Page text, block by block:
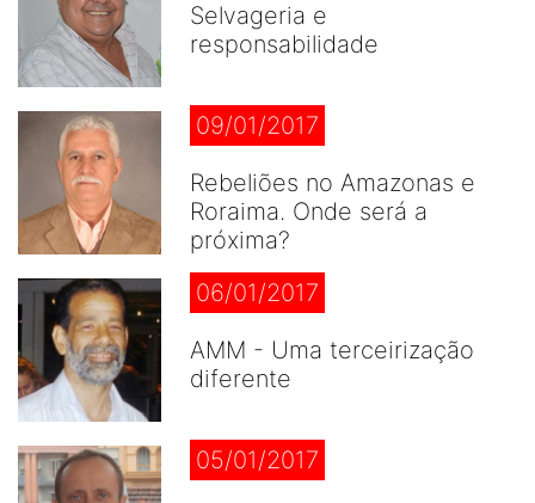
Selvageria e
responsabilidade
09/01/2017
Rebeliões no Amazonas e
Roraima. Onde será a
próxima?
06/01/2017
AMM - Uma terceirização
diferente
05/01/2017